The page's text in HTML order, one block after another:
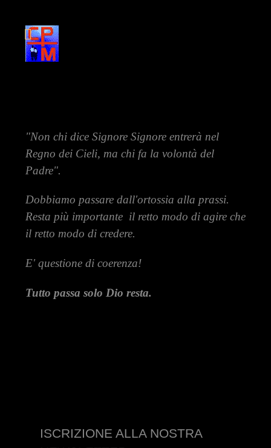
"Non chi dice Signore Signore entrerà nel
Regno dei Cieli, ma chi fa la volontà del
Padre".
Dobbiamo passare dall'ortossia alla prassi.
Resta più importante il retto modo di agire che
il retto modo di credere.
E' questione di coerenza!
Tutto passa solo Dio resta.
ISCRIZIONE ALLA NOSTRA